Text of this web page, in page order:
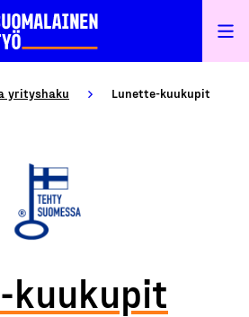
yrityshaku Lunette-kuukupit
kuukupit